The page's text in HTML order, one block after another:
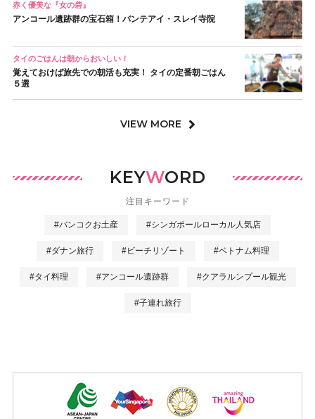
赤く優美な『女の砦』
アンコール遺跡群の宝石箱！バンテアイ・スレイ寺院
タイのごはんは朝からおいしい！
覚えておけば旅先での朝活も充実！ タイの定番朝ごはん
５選
VIEW MORE
KEYWORD
注目キーワード
#バンコクお土産 #シンガポールローカル人気店
#ダナン旅行 #ビーチリゾート #ベトナム料理
#タイ料理 #アンコール遺跡群 #クアラルンプール観光
#子連れ旅行